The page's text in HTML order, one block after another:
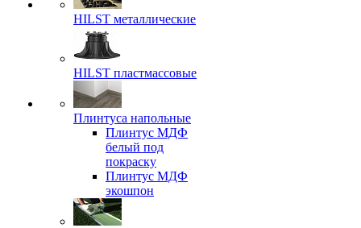
HILST металлические
HILST пластмассовые
Плинтуса напольные
Плинтус МДФ
белый под
покраску
Плинтус МДФ
экошпон